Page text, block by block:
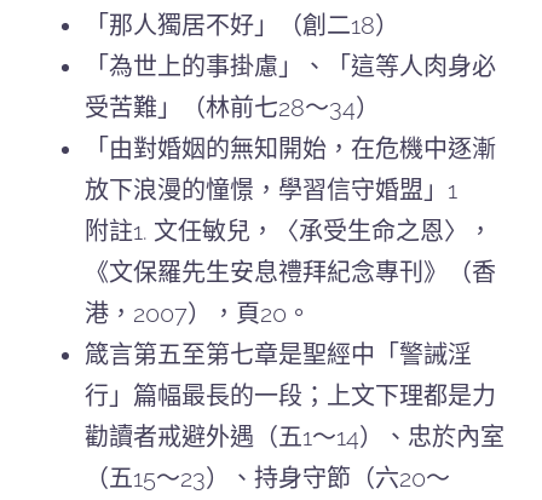
「那人獨居不好」（創二18）
「為世上的事掛慮」、「這等人肉身必
受苦難」（林前七28～34）
「由對婚姻的無知開始，在危機中逐漸
放下浪漫的憧憬，學習信守婚盟」1
附註1. 文任敏兒，〈承受生命之恩〉，
《文保羅先生安息禮拜紀念專刊》（香
港，2007），頁20。
箴言第五至第七章是聖經中「警誡淫
行」篇幅最長的一段；上文下理都是力
勸讀者戒避外遇（五1～14）、忠於內室
（五15～23）、持身守節（六20～